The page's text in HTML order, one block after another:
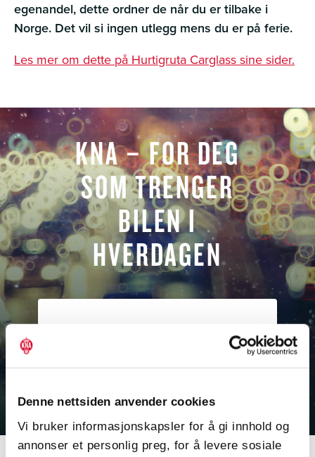
Denne nettsiden anvender cookies
Vi bruker informasjonskapsler for å gi innhold og
annonser et personlig preg, for å levere sosiale
egenandel, dette ordner de når du er tilbake i
Norge. Det vil si ingen utlegg mens du er på ferie.
Les mer om dette på Hurtigruta Carglass sine sider.
KNA – FOR DEG
SOM TRENGER
BILEN I
HVERDAGEN
600 /ÅR
Teknisk og juridisk rådgivning
Bladet Bil#AUTOFIL 10 utgaver pr. år